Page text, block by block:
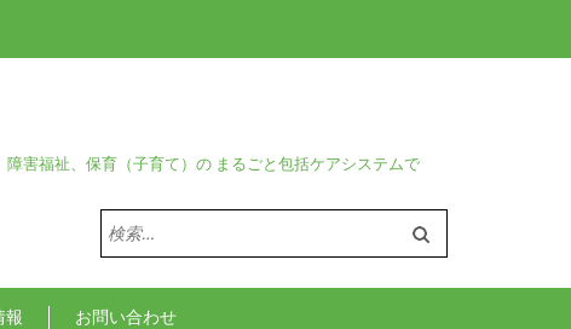
害福祉、保育（子育て）の まるごと包括ケアシステムで
検
索:
報 お問い合わせ